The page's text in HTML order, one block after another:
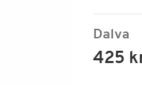
Dalva
425